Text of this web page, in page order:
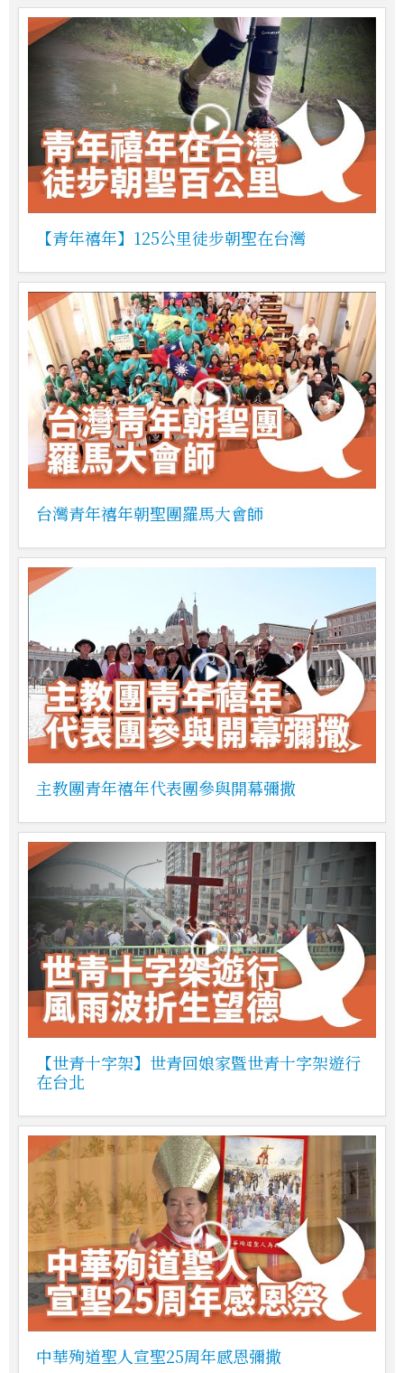
【青年禧年】125公里徒步朝聖在台灣
台灣青年禧年朝聖團羅馬大會師
主教團青年禧年代表團參與開幕彌撒
【世青十字架】世青回娘家暨世青十字架遊行
在台北
中華殉道聖人宣聖25周年感恩彌撒